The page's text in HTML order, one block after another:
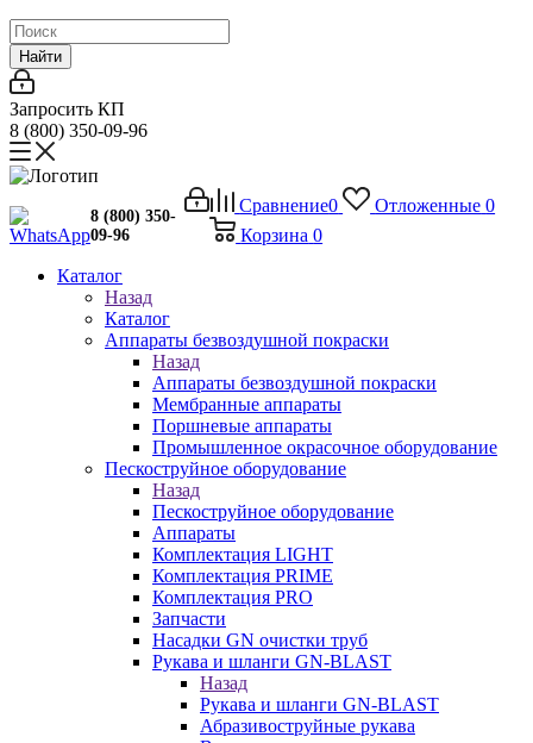
Найти
Запросить КП
8 (800) 350-09-96
Сравнение0 Отложенные 0
Корзина 0
8 (800) 350-
09-96
Каталог
Назад
Каталог
Аппараты безвоздушной покраски
Назад
Аппараты безвоздушной покраски
Мембранные аппараты
Поршневые аппараты
Промышленное окрасочное оборудование
Пескоструйное оборудование
Назад
Пескоструйное оборудование
Аппараты
Комплектация LIGHT
Комплектация PRIME
Комплектация PRO
Запчасти
Насадки GN очистки труб
Рукава и шланги GN-BLAST
Назад
Рукава и шланги GN-BLAST
Абразивоструйные рукава